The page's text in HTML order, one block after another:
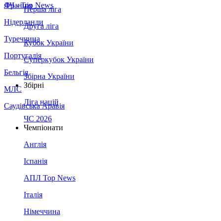
Франція
Нідерланди
Туреччина
Португалія
Бельгія
МЛС
Саудівська Аравія
ЛЧ - Top News
Перша ліга
Друга ліга
Кубок України
Суперкубок України
Збірна України
Збірні
Ліга націй
ЧС 2026
Чемпіонати
Англія
Іспанія
АПЛ Top News
Італія
Німеччина